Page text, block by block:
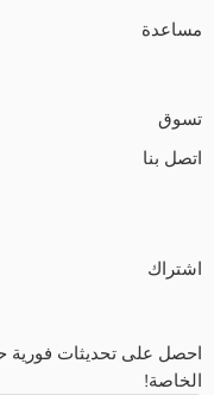
مساعدة
تسوق
اتصل بنا
اشتراك
احصل على تحديثات فورية
الخاصة!